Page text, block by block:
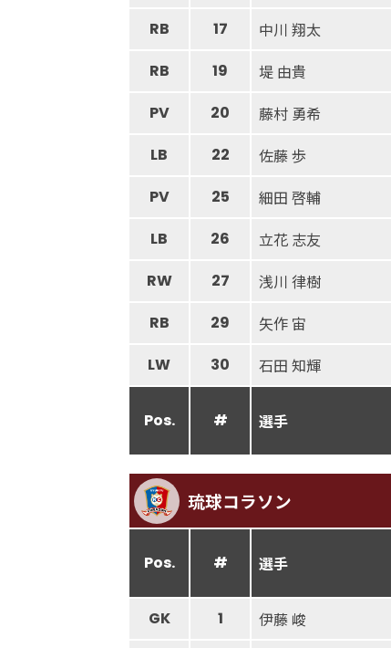
RB
17 中川 翔太
RB 19 堤 由貴
PV
20 藤村 勇希
LB
22 佐藤 歩
PV 25 細田 啓輔
LB
26 立花 志友
RW
27 浅川 律樹
RB 29 矢作 宙
LW
30 石田 知輝
Pos. # 選手
琉球コラソン
Pos. # 選手
GK
1 伊藤 峻